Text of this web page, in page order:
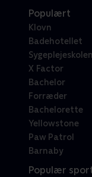
Populært
Klovn
Badehotellet
Sygeplejeskolen
X Factor
Bachelor
Forræder
Bachelorette
Yellowstone
Paw Patrol
Barnaby
Populær